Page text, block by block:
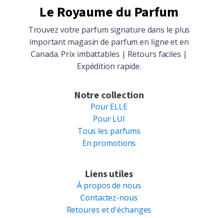
Le Royaume du Parfum
Trouvez votre parfum signature dans le plus
important magasin de parfum en ligne et en
Canada. Prix imbattables | Retours faciles |
Expédition rapide.
Notre collection
Pour ELLE
Pour LUI
Tous les parfums
En promotions
Liens utiles
À propos de nous
Contactez-nous
Retoures et d'échanges